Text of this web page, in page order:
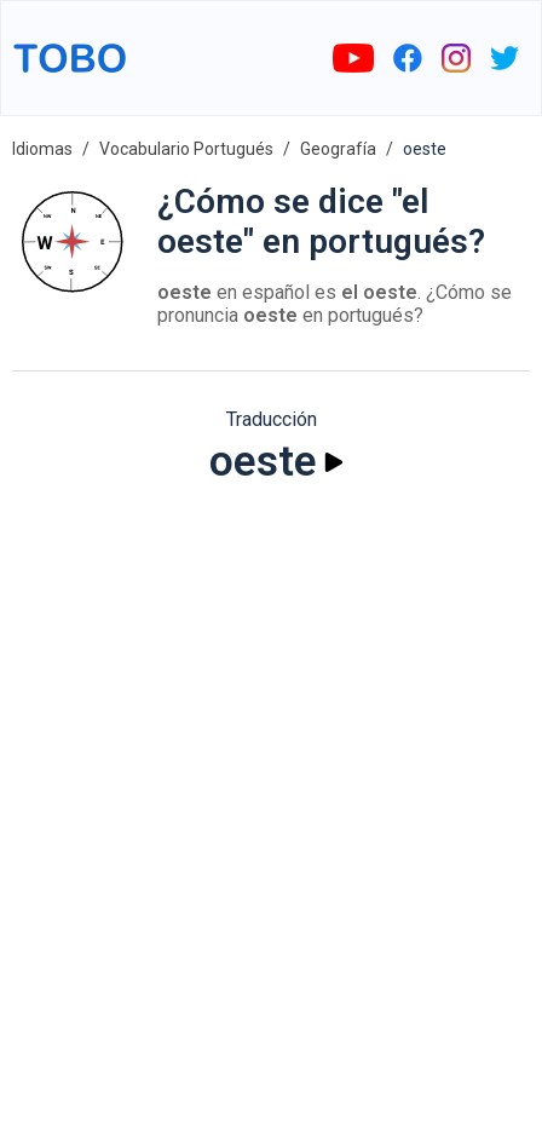
Idiomas Vocabulario Portugués Geografía oeste
¿Cómo se dice "el
oeste" en portugués?
oeste en español es el oeste. ¿Cómo se
pronuncia oeste en portugués?
Traducción
oeste